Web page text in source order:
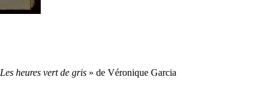
Les heures vert de gris » de Véronique Garcia